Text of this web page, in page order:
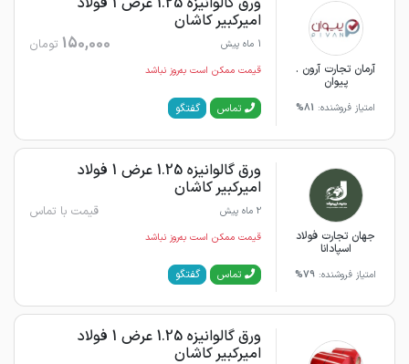
آرمان تجارت آرون .
پیوان
امتیاز فروشنده: 81%
امیرکبیر کاشان
1 ماه پیش 150,000 تومان
قیمت ممکن است به‌روز نباشد
تماس گفتگو
جهان تجارت فولاد
اسپادانا
امتیاز فروشنده: 79%
ورق گالوانیزه 1.25 عرض 1 فولاد
امیرکبیر کاشان
2 ماه پیش قیمت با تماس
قیمت ممکن است به‌روز نباشد
تماس گفتگو
ورق گالوانیزه 1.25 عرض 1 فولاد
امیرکبیر کاشان